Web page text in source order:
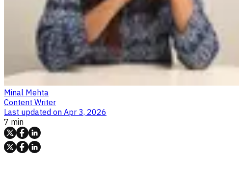
Minal Mehta
Content Writer
Last updated on Apr 3, 2026
7 min